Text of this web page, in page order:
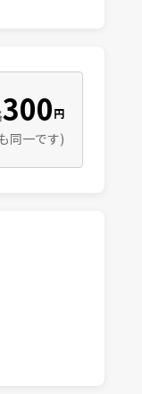
300円
同一です)